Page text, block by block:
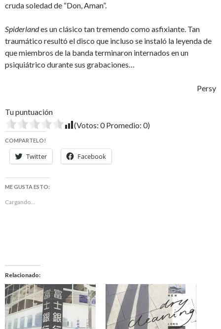
cruda soledad de “Don, Aman”.
Spiderlandes un clásico tan tremendo como asfixiante. Tan
traumático resultó el disco que incluso se instaló la leyenda de
que miembros de la banda terminaron internados en un
psiquiátrico durante sus grabaciones…
Persy
Tu puntuación
(Votos: 0Promedio: 0)
COMPARTELO!
Twitter Facebook
ME GUSTA ESTO:
Cargando...
Relacionado